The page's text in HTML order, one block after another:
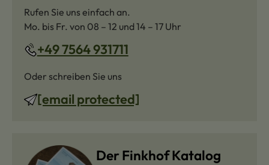
Rufen Sie uns einfach an.
Mo. bis Fr. von 08 – 12 und 14 – 17 Uhr
+49 7564 931711
Oder schreiben Sie uns
[email protected]
Der Finkhof Katalog